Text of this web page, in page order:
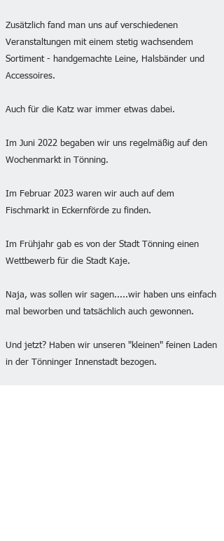
Zusätzlich fand man uns auf verschiedenen
Veranstaltungen mit einem stetig wachsendem
Sortiment - handgemachte Leine, Halsbänder und
Accessoires.
Auch für die Katz war immer etwas dabei.
Im Juni 2022 begaben wir uns regelmäßig auf den
Wochenmarkt in Tönning.
Im Februar 2023 waren wir auch auf dem
Fischmarkt in Eckernförde zu finden.
Im Frühjahr gab es von der Stadt Tönning einen
Wettbewerb für die Stadt Kaje.
Naja, was sollen wir sagen.....wir haben uns einfach
mal beworben und tatsächlich auch gewonnen.
Und jetzt? Haben wir unseren "kleinen" feinen Laden
in der Tönninger Innenstadt bezogen.